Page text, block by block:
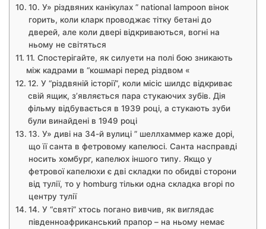
10. У» різдвяних канікулах ” national lampoon вінок
горить, коли кларк проводжає тітку бетані до
дверей, але коли двері відкриваються, вогні на
ньому не світяться
11. Спостерігайте, як силуети на полі бою зникають
між кадрами в “кошмарі перед різдвом «
12. У “різдвяній історії”, коли місіс шилдс відкриває
свій ящик, з’являється пара стукаючих зубів. Дія
фільму відбувається в 1939 році, а стукають зуби
були винайдені в 1949 році
13. У» диві на 34-й вулиці ” шеллхаммер каже дорі,
що її санта в фетровому капелюсі. Санта насправді
носить хомбург, капелюх іншого типу. Якщо у
фетрової капелюхи є дві складки по обидві сторони
від тулії, то у homburg тільки одна складка вгорі по
центру тулії
14. У “святі” хтось погано вивчив, як виглядає
південноафриканський прапор – на ньому немає